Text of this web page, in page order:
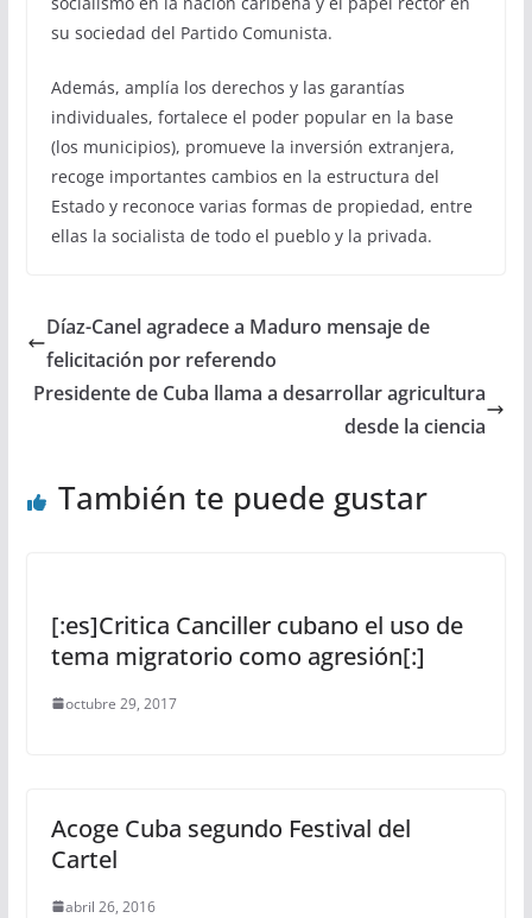
su sociedad del Partido Comunista.
Además, amplía los derechos y las garantías
individuales, fortalece el poder popular en la base
(los municipios), promueve la inversión extranjera,
recoge importantes cambios en la estructura del
Estado y reconoce varias formas de propiedad, entre
ellas la socialista de todo el pueblo y la privada.
Díaz-Canel agradece a Maduro mensaje de
felicitación por referendo
Presidente de Cuba llama a desarrollar agricultura
desde la ciencia
También te puede gustar
[:es]Critica Canciller cubano el uso de
tema migratorio como agresión[:]
octubre 29, 2017
Acoge Cuba segundo Festival del
Cartel
abril 26, 2016